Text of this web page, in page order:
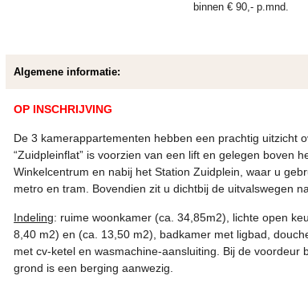
binnen € 90,- p.mnd.
Algemene informatie:
OP INSCHRIJVING
De 3 kamerappartementen hebben een prachtig uitzicht
“Zuidpleinflat” is voorzien van een lift en gelegen boven
Winkelcentrum en nabij het Station Zuidplein, waar u
metro en tram. Bovendien zit u dichtbij de uitvalswegen
Indeling: ruime woonkamer (ca. 34,85m2), lichte open
8,40 m2) en (ca. 13,50 m2), badkamer met ligbad,
met cv-ketel en wasmachine-aansluiting. Bij de voordeur
grond is een berging aanwezig.